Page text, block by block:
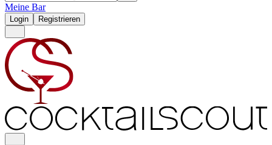
Meine Bar
Login Registrieren